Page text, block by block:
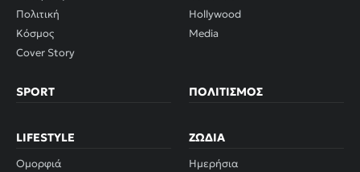
Πολιτική
Κόσμος
Cover Story
Hollywood
Media
SPORT ΠΟΛΙΤΙΣΜΌΣ
LIFESTYLE
Ομορφιά
ΖΏΔΙΑ
Ημερήσια